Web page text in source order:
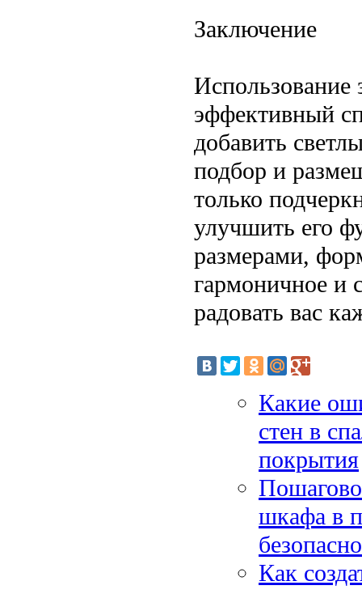
Заключение
Использование
эффективный
добавить
подбор и
только
улучшить его
размерами,
гармоничное и
радовать вас
Какие
стен в
покрытия
шкафа в
Как